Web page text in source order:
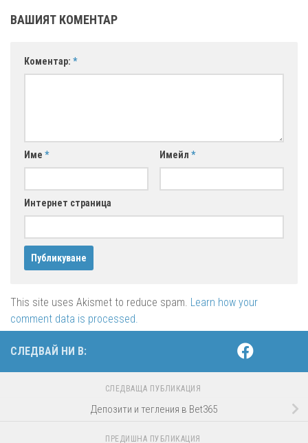
ВАШИЯТ КОМЕНТАР
Коментар: *
Име * Имейл *
Интернет страница
This site uses Akismet to reduce spam. Learn how your
comment data is processed.
СЛЕДВАЙ НИ В:
СЛЕДВАЩА ПУБЛИКАЦИЯ
Депозити и тегления в Bet365
ПРЕДИШНА ПУБЛИКАЦИЯ